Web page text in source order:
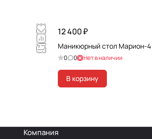
12 400 ₽
Маникюрный стол Марион-4
0 0 Нет в наличии
В корзину
Компания